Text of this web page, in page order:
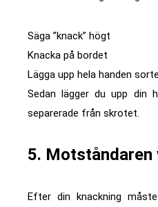
Säga ”knack” högt
Knacka på bordet
Lägga upp hela handen
Sedan lägger du upp din
separerade från skrotet.
5. Motståndaren
Efter din knackning